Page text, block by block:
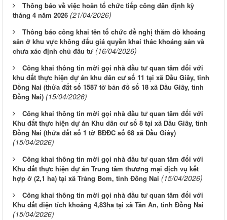
Thông báo về việc hoãn tổ chức tiếp công dân định kỳ
tháng 4 năm 2026 (21/04/2026)
Thông báo công khai tên tổ chức đề nghị thăm dò khoáng
sản ở khu vực không đấu giá quyền khai thác khoáng sản và
chưa xác định chủ đầu tư (16/04/2026)
Công khai thông tin mời gọi nhà đầu tư quan tâm đối với
khu đất thực hiện dự án khu dân cư số 11 tại xã Dầu Giây, tỉnh
Đồng Nai (thửa đất số 1587 tờ bản đồ số 18 xã Dầu Giây, tỉnh
Đồng Nai) (15/04/2026)
Công khai thông tin mời gọi nhà đầu tư quan tâm đối với
Khu đất thực hiện dự án Khu dân cư số 8 tại xã Dầu Giây, tỉnh
Đồng Nai (thửa đất số 1 tờ BĐĐC số 68 xã Dầu Giây)
(15/04/2026)
Công khai thông tin mời gọi nhà đầu tư quan tâm đối với
Khu đất thực hiện dự án Trung tâm thương mại dịch vụ kết
hợp ở (2,1 ha) tại xã Trảng Bom, tỉnh Đồng Nai (15/04/2026)
Công khai thông tin mời gọi nhà đầu tư quan tâm đối với
Khu đất diện tích khoảng 4,83ha tại xã Tân An, tỉnh Đồng Nai
(15/04/2026)